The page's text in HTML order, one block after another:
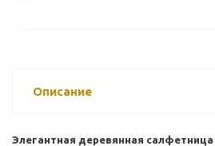
Описание
Элегантная деревянная салфетница